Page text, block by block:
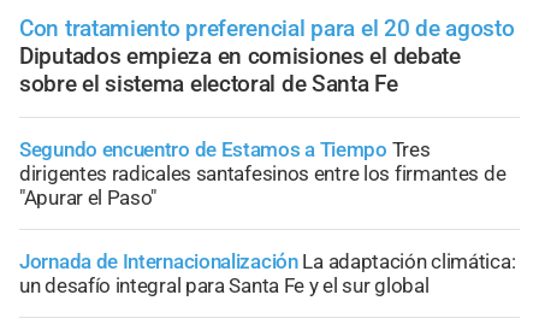
Con tratamiento preferencial para el 20 de agosto
Diputados empieza en comisiones el debate
sobre el sistema electoral de Santa Fe
Segundo encuentro de Estamos a Tiempo Tres
dirigentes radicales santafesinos entre los firmantes de
"Apurar el Paso"
Jornada de Internacionalización La adaptación climática:
un desafío integral para Santa Fe y el sur global